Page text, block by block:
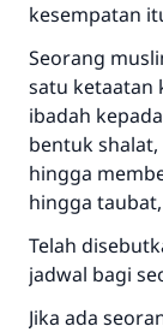
kesempatan
Seorang
satu ketaatan
ibadah
bentuk
hingga
hingga
Telah
jadwal bagi
Jika ada